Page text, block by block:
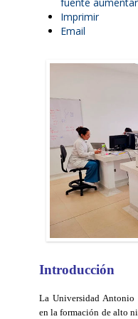
Imprimir
Email
Introducción
La Universidad Antonio
en la formación de alto